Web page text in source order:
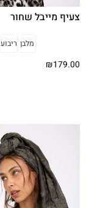
צעיף מייבל שחור
מלבן ריבוע
₪179.00